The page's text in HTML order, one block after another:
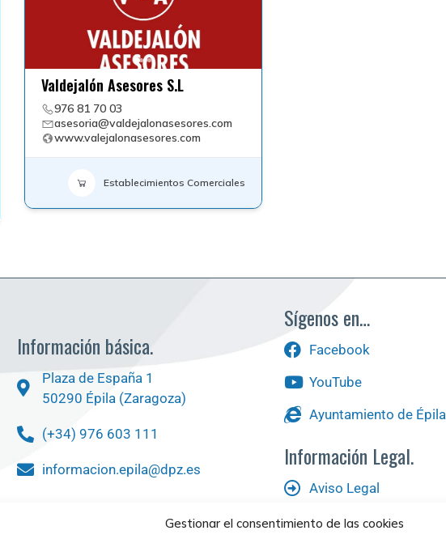
Gestionar el consentimiento de las cookies
Valdejalón Asesores S.L
976 81 70 03
asesoria@valdejalonasesores.com
www.valejalonasesores.com
Establecimientos Comerciales
Información básica.
Plaza de España 1
50290 Épila (Zaragoza)
(+34) 976 603 111
informacion.epila@dpz.es
Sígenos en…
Facebook
YouTube
Ayuntamiento de Épila
Información Legal.
Aviso Legal
Política de Privacidad